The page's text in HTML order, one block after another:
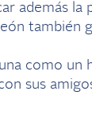
además la
también
como un
sus